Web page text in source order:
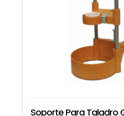
Soporte Para Taladro